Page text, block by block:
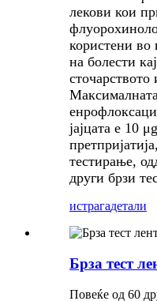
лекови кои
користени во
на болести
сточарството
јајцата е 10
тестирање,
други брзи
истрагадетали
Брза тест
Повеќе од 60